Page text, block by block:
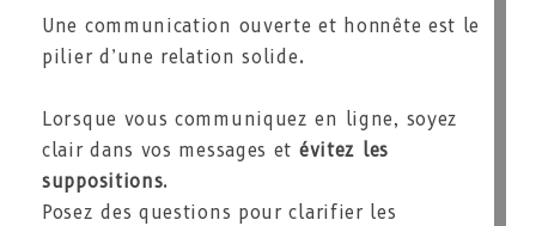
Une communication ouverte et honnête est le
pilier d’une relation solide.
Lorsque vous communiquez en ligne, soyez
clair dans vos messages et évitez les
suppositions.
Posez des questions pour clarifier les